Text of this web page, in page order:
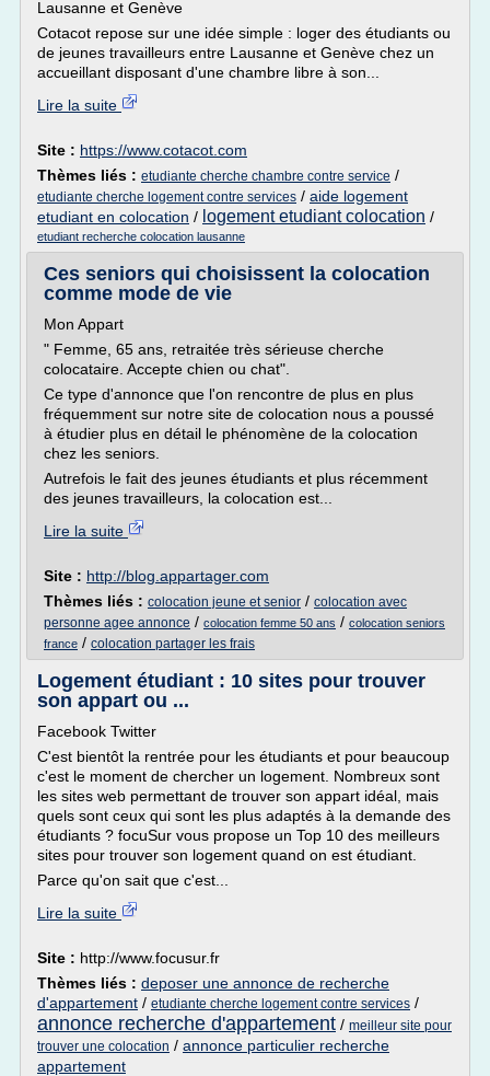
Lausanne et Genève
Cotacot repose sur une idée simple : loger des étudiants ou
de jeunes travailleurs entre Lausanne et Genève chez un
accueillant disposant d'une chambre libre à son...
Lire la suite
Site : https://www.cotacot.com
Thèmes liés : etudiante cherche chambre contre service /
etudiante cherche logement contre services / aide logement
etudiant en colocation / logement etudiant colocation /
etudiant recherche colocation lausanne
Ces seniors qui choisissent la colocation
comme mode de vie
Mon Appart
" Femme, 65 ans, retraitée très sérieuse cherche
colocataire. Accepte chien ou chat".
Ce type d'annonce que l'on rencontre de plus en plus
fréquemment sur notre site de colocation nous a poussé
à étudier plus en détail le phénomène de la colocation
chez les seniors.
Autrefois le fait des jeunes étudiants et plus récemment
des jeunes travailleurs, la colocation est...
Lire la suite
Site : http://blog.appartager.com
Thèmes liés : colocation jeune et senior / colocation avec
personne agee annonce / colocation femme 50 ans / colocation seniors
france / colocation partager les frais
Logement étudiant : 10 sites pour trouver
son appart ou ...
Facebook Twitter
C'est bientôt la rentrée pour les étudiants et pour beaucoup
c'est le moment de chercher un logement. Nombreux sont
les sites web permettant de trouver son appart idéal, mais
quels sont ceux qui sont les plus adaptés à la demande des
étudiants ? focuSur vous propose un Top 10 des meilleurs
sites pour trouver son logement quand on est étudiant.
Parce qu'on sait que c'est...
Lire la suite
Site : http://www.focusur.fr
Thèmes liés : deposer une annonce de recherche
d'appartement / etudiante cherche logement contre services /
annonce recherche d'appartement / meilleur site pour
trouver une colocation / annonce particulier recherche
appartement